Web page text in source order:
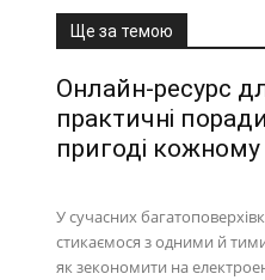
Ще за темою
Онлайн-ресурс
практичні
пригоді кожному
У сучасних
стикаємося з одними й
як зекономити на